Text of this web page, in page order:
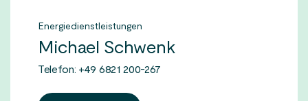
Energiedienstleistungen
Michael Schwenk
Telefon: +49 6821 200-267